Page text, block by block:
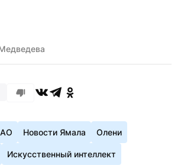
Новости Ямала Олени
Искусственный интеллект